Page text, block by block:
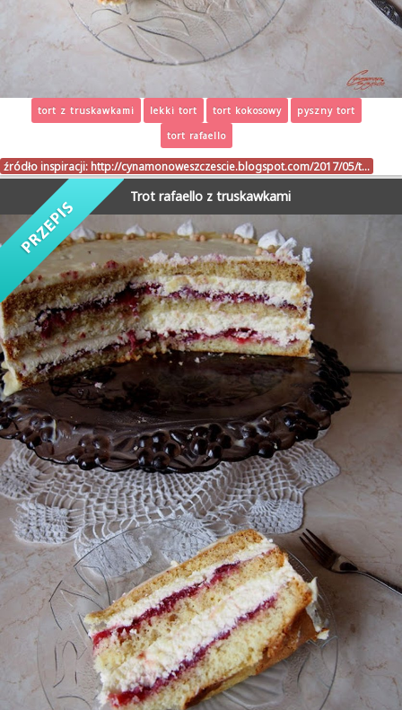
tort z truskawkami lekki tort tort kokosowy
pyszny tort
tort rafaello
źródło inspiracji: http://cynamonoweszczescie.blogspot.com/2017/05/t…
Trot rafaello z truskawkami